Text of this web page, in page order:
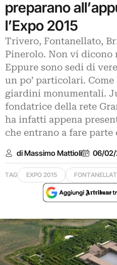
preparano
l’Expo 2015
Trivero, Fontanellato,
Pinerolo. Non vi dicono
Eppure sono sedi di
un po’ particolari.
giardini monumentali.
fondatrice della rete
ha infatti appena
che entrano a fare
di Massimo Mattioli 06/02/
TAG EXPO 2015